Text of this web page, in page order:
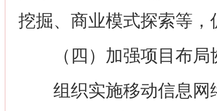
挖掘、商业模式探索等
（四）加强项目布局
组织实施移动信息网